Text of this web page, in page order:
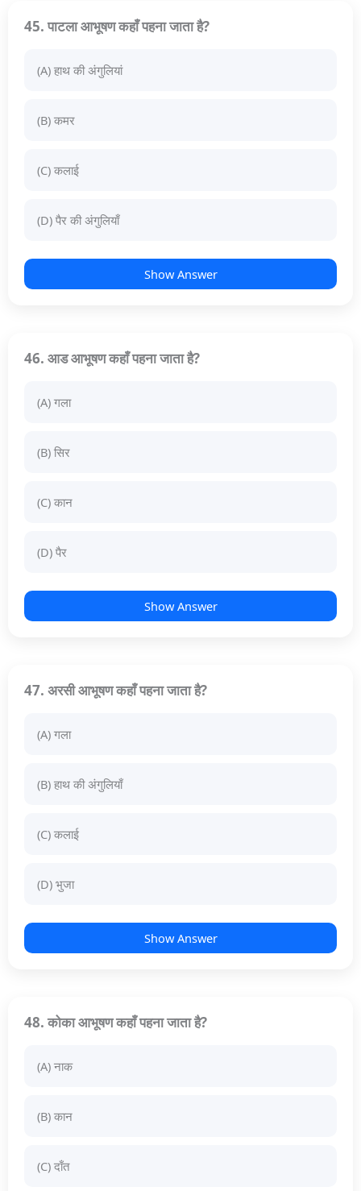
45. पाटला आभूषण कहाँ पहना जाता है?
(A) हाथ की अंगुलियां
(B) कमर
(C) कलाई
(D) पैर की अंगुलियाँ
Show Answer
46. आड आभूषण कहाँ पहना जाता है?
(A) गला
(B) सिर
(C) कान
(D) पैर
Show Answer
47. अरसी आभूषण कहाँ पहना जाता है?
(A) गला
(B) हाथ की अंगुलियाँ
(C) कलाई
(D) भुजा
Show Answer
48. कोका आभूषण कहाँ पहना जाता है?
(A) नाक
(B) कान
(C) दाँत